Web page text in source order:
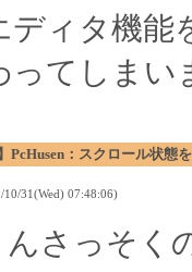
ディタ機
ってしまい
PcHusen：スクロール状態
31(Wed) 07:48:06)
んさっそ